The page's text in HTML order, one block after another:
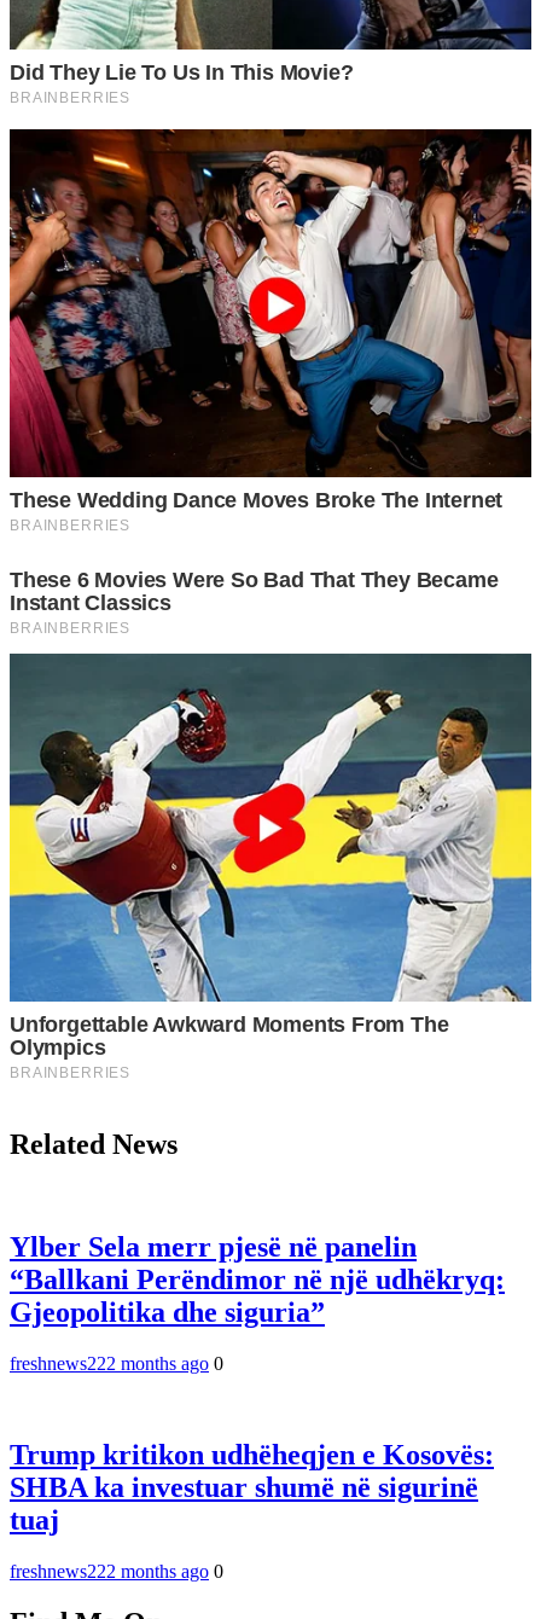
Related News
Ylber Sela merr pjesë në panelin
“Ballkani Perëndimor në një udhëkryq:
Gjeopolitika dhe siguria”
freshnews222 months ago 0
Trump kritikon udhëheqjen e Kosovës:
SHBA ka investuar shumë në sigurinë
tuaj
freshnews222 months ago 0